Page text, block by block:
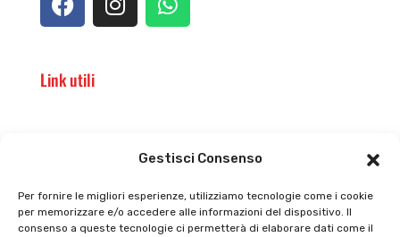
Gestisci Consenso
Per fornire le migliori esperienze, utilizziamo tecnologie come i cookie
per memorizzare e/o accedere alle informazioni del dispositivo. Il
consenso a queste tecnologie ci permetterà di elaborare dati come il
Link utili
Privacy policy
Tutti prodotti